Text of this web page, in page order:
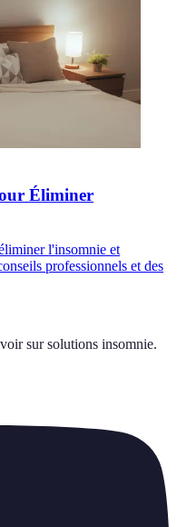
Éliminer
l'insomnie et
professionnels et des
sur solutions insomnie.